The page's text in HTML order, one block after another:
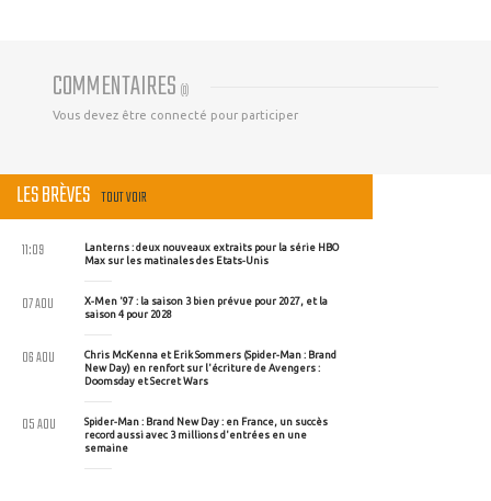
COMMENTAIRES (0)
Vous devez être connecté pour participer
LES BRÈVES TOUT VOIR
Lanterns : deux nouveaux extraits pour la série HBO
Max sur les matinales des Etats-Unis
11:09
X-Men '97 : la saison 3 bien prévue pour 2027, et la
saison 4 pour 2028
07 AOU
Chris McKenna et Erik Sommers (Spider-Man : Brand
New Day) en renfort sur l'écriture de Avengers :
Doomsday et Secret Wars
06 AOU
Spider-Man : Brand New Day : en France, un succès
record aussi avec 3 millions d'entrées en une
semaine
05 AOU